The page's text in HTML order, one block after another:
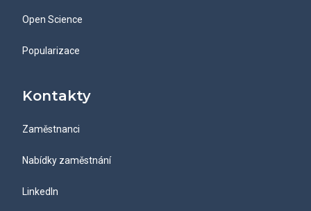
Open Science
Popularizace
Kontakty
Zaměstnanci
Nabídky zaměstnání
LinkedIn